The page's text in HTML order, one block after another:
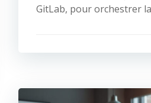
GitLab, pour orchestrer